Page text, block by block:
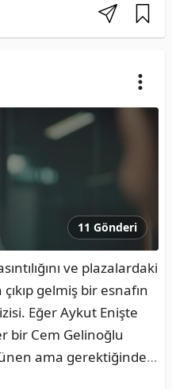
11 Gönderi
ve plazalardaki
gelmiş bir esnafın
Eğer Aykut Enişte
bir Cem Gelinoğlu
ama gerektiğinde…